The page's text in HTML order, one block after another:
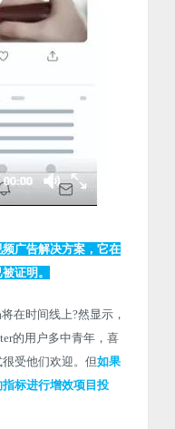
频广告解决方案，它在
证明。
在时间线上?然显示，
的用户多中青年，喜
受他们欢迎。但如果
标进行增效项目投